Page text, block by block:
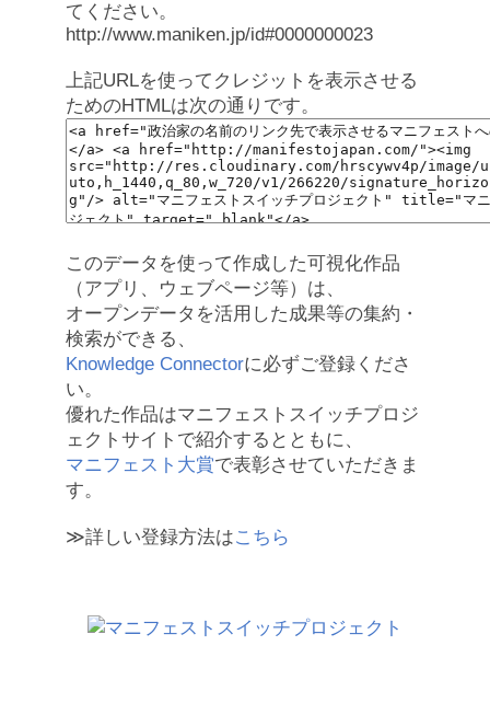
てください。
http://www.maniken.jp/id#0000000023
上記URLを使ってクレジットを表示させる
ためのHTMLは次の通りです。
このデータを使って作成した可視化作品
（アプリ、ウェブページ等）は、
オープンデータを活用した成果等の集約・
検索ができる、
Knowledge Connectorに必ずご登録くださ
い。
優れた作品はマニフェストスイッチプロジ
ェクトサイトで紹介するとともに、
マニフェスト大賞で表彰させていただきま
す。
≫詳しい登録方法はこちら